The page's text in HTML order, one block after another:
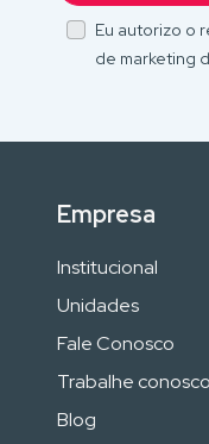
Eu autorizo o
de marketing
Empresa
Institucional
Unidades
Fale Conosco
Trabalhe conosco
Blog